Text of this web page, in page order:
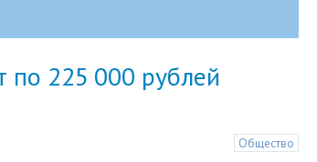
225 000 рублей
Общество